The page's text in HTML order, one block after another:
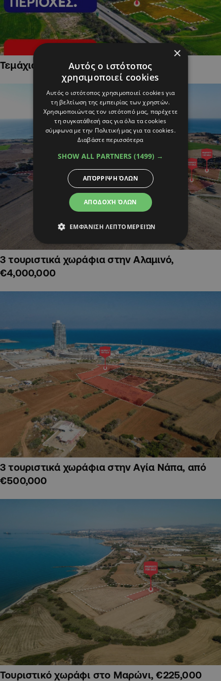
Τεμάχια Γης σε Οικιστικές Περιοχές
3 τουριστικά χωράφια στην Αλαμινό,
€4,000,000
3 τουριστικά χωράφια στην Αγία Νάπα, από
€500,000
Τουριστικό χωράφι στο Μαρώνι, €225,000
×
Αυτός ο ιστότοπος
χρησιμοποιεί cookies
Αυτός ο ιστότοπος χρησιμοποιεί cookies για
τη βελτίωση της εμπειρίας των χρηστών.
Χρησιμοποιώντας τον ιστότοπό μας, παρέχετε
τη συγκατάθεσή σας για όλα τα cookies
σύμφωνα με την Πολιτική μας για τα cookies.
Διαβάστε περισσότερα
SHOW ALL PARTNERS (1499) →
ΑΠΟΔΟΧΉ ΌΛΩΝ
ΑΠΌΡΡΙΨΗ ΌΛΩΝ
ΕΜΦΆΝΙΣΗ ΛΕΠΤΟΜΕΡΕΙΏΝ